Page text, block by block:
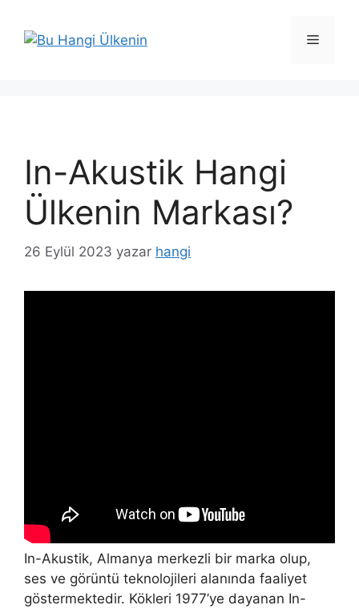
Menü
In-Akustik Hangi
Ülkenin Markası?
26 Eylül 2023 yazar hangi
In-Akustik, Almanya merkezli bir marka olup,
ses ve görüntü teknolojileri alanında faaliyet
göstermektedir. Kökleri 1977’ye dayanan In-